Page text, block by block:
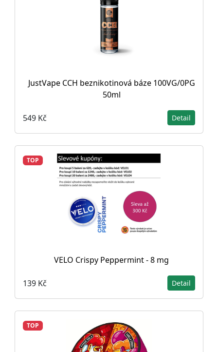
JustVape CCH beznikotinová báze 100VG/0PG
50ml
549 Kč Detail
TOP
VELO Crispy Peppermint - 8 mg
139 Kč Detail
TOP